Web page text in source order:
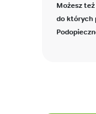
Możesz
do których